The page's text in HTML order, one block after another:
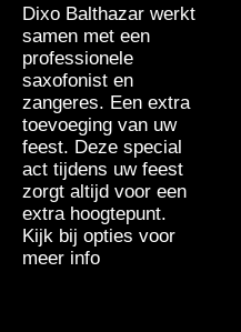
Dixo Balthazar werkt
samen met een
professionele
saxofonist en
zangeres. Een extra
toevoeging van uw
feest. Deze special
act tijdens uw feest
zorgt altijd voor een
extra hoogtepunt.
Kijk bij opties voor
meer info